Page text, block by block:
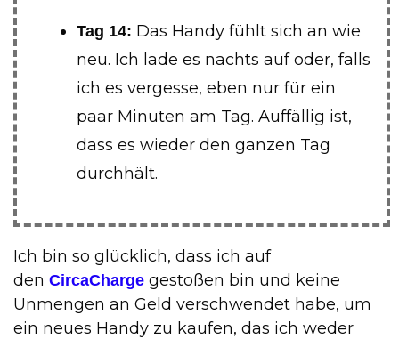
Tag 14: Das Handy fühlt sich an wie
neu. Ich lade es nachts auf oder, falls
ich es vergesse, eben nur für ein
paar Minuten am Tag. Auffällig ist,
dass es wieder den ganzen Tag
durchhält.
Ich bin so glücklich, dass ich auf
den CircaCharge gestoßen bin und keine
Unmengen an Geld verschwendet habe, um
ein neues Handy zu kaufen, das ich weder